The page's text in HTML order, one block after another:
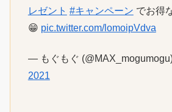
レゼント #キャンペーン でお得
😁 pic.twitter.com/lomoipVdva
— もぐもぐ
2021